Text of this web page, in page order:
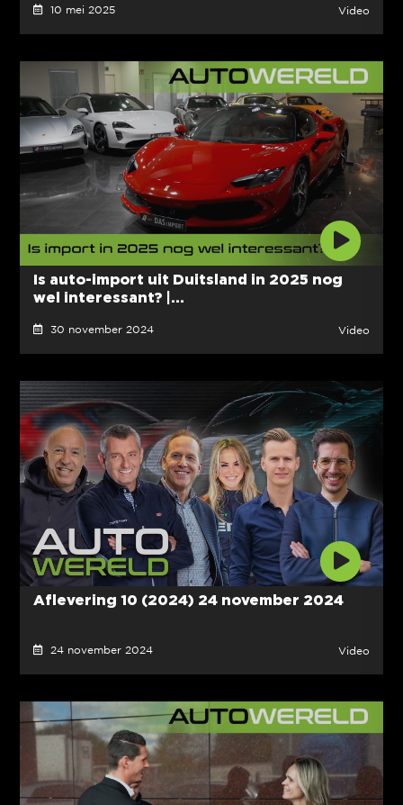
10 mei 2025 Video
Is auto-import uit Duitsland in 2025 nog
wel interessant? |...
30 november 2024 Video
Aflevering 10 (2024) 24 november 2024
24 november 2024 Video